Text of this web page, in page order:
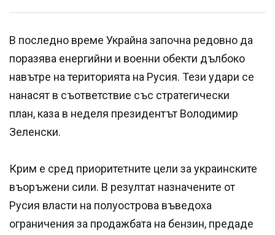
В последно време Украйна започна редовно да
поразява енергийни и военни обекти дълбоко
навътре на територията на Русия. Тези удари се
нанасят в съответствие със стратегически
план, каза в неделя президентът Володимир
Зеленски.
Крим е сред приоритетните цели за украинските
въоръжени сили. В резултат назначените от
Русия власти на полуострова въведоха
ограничения за продажбата на бензин, предаде